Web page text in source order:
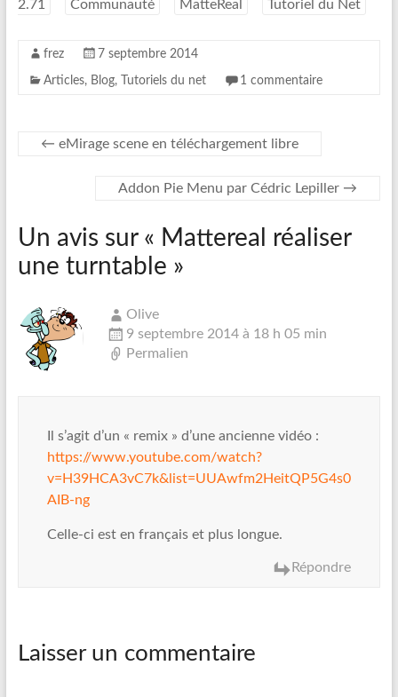
e
2.71
Communauté MatteReal Tutoriel du Net
frez 7 septembre 2014
Articles, Blog, Tutoriels du net 1 commentaire
← eMirage scene en téléchargement libre
Addon Pie Menu par Cédric Lepiller →
Un avis sur « Mattereal réaliser
une turntable »
Olive
9 septembre 2014 à 18 h 05 min
Permalien
Il s’agit d’un « remix » d’une ancienne vidéo :
https://www.youtube.com/watch?
v=H39HCA3vC7k&list=UUAwfm2HeitQP5G4s0
AIB-ng
Celle-ci est en français et plus longue.
Répondre
Laisser un commentaire